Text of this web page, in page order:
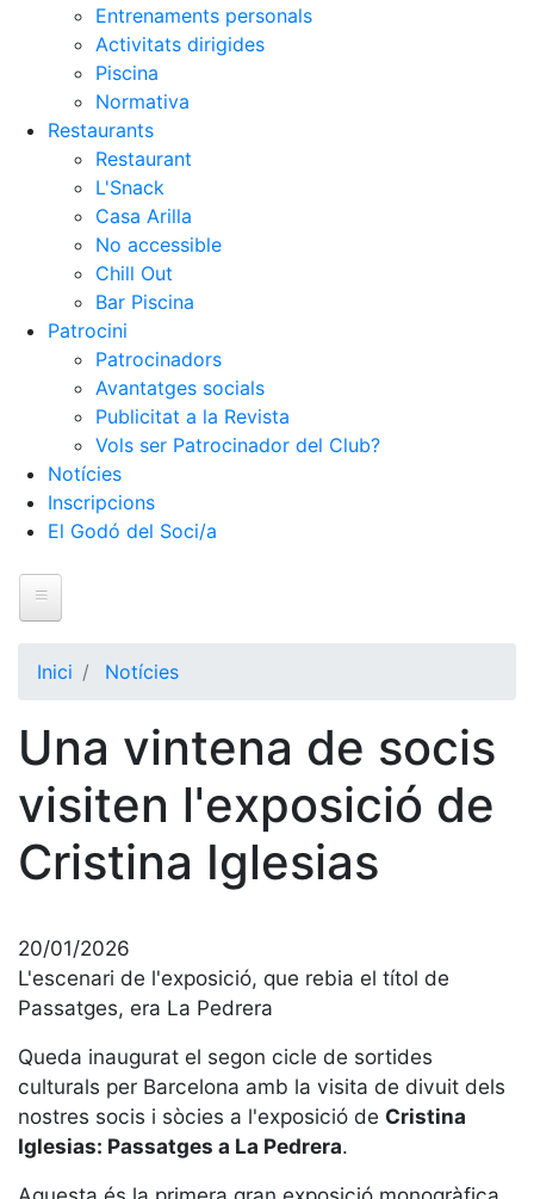
Entrenaments personals
Activitats dirigides
Piscina
Normativa
Restaurants
Restaurant
L'Snack
Casa Arilla
No accessible
Chill Out
Bar Piscina
Patrocini
Patrocinadors
Avantatges socials
Publicitat a la Revista
Vols ser Patrocinador del Club?
Notícies
Inscripcions
El Godó del Soci/a
Història
La nostra
història
Cronologia
Presidents
Junta
directiva
i comités
Estructura
executiva
Inici Notícies
Una vintena de socis
visiten l'exposició de
Cristina Iglesias
20/01/2026
L'escenari de l'exposició, que rebia el títol de
Passatges, era La Pedrera
Queda inaugurat el segon cicle de sortides
culturals per Barcelona amb la visita de divuit dels
nostres socis i sòcies a l'exposició de Cristina
Iglesias: Passatges a La Pedrera.